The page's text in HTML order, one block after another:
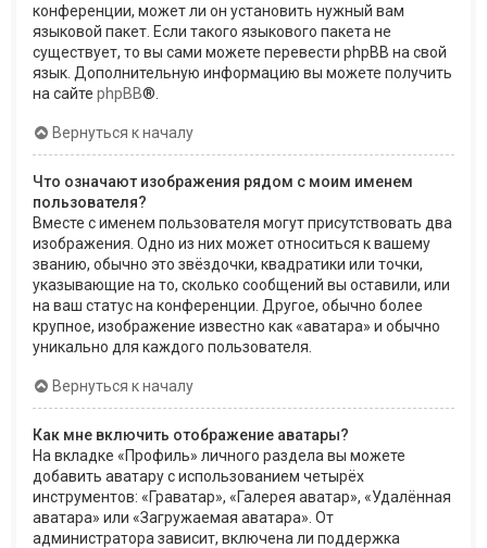
конференции, может ли он установить нужный вам
языковой пакет. Если такого языкового пакета не
существует, то вы сами можете перевести phpBB на свой
язык. Дополнительную информацию вы можете получить
на сайте phpBB®.
Вернуться к началу
Что означают изображения рядом с моим именем
пользователя?
Вместе с именем пользователя могут присутствовать два
изображения. Одно из них может относиться к вашему
званию, обычно это звёздочки, квадратики или точки,
указывающие на то, сколько сообщений вы оставили, или
на ваш статус на конференции. Другое, обычно более
крупное, изображение известно как «аватара» и обычно
уникально для каждого пользователя.
Вернуться к началу
Как мне включить отображение аватары?
На вкладке «Профиль» личного раздела вы можете
добавить аватару с использованием четырёх
инструментов: «Граватар», «Галерея аватар», «Удалённая
аватара» или «Загружаемая аватара». От
администратора зависит, включена ли поддержка